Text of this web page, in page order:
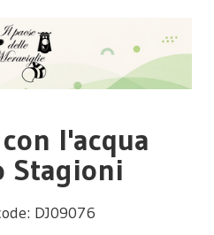
l'acqua
Stagioni
DJ09076